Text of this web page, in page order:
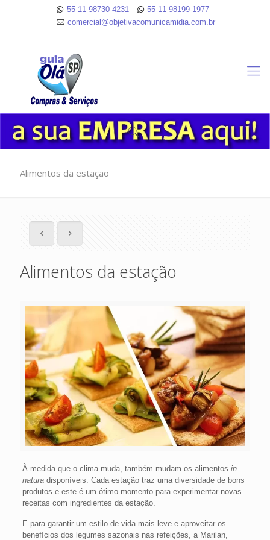
55 11 98730-4231
55 11 98199-1977
comercial@objetivacomunicamidia.com.br
Alimentos da estação
Alimentos da estação
À medida que o clima muda, também mudam os alimentos in
naturadisponíveis. Cada estação traz uma diversidade de bons
produtos e este é um ótimo momento para experimentar novas
receitas com ingredientes da estação.
E para garantir um estilo de vida mais leve e aproveitar os
benefícios dos legumes sazonais nas refeições, a Marilan,